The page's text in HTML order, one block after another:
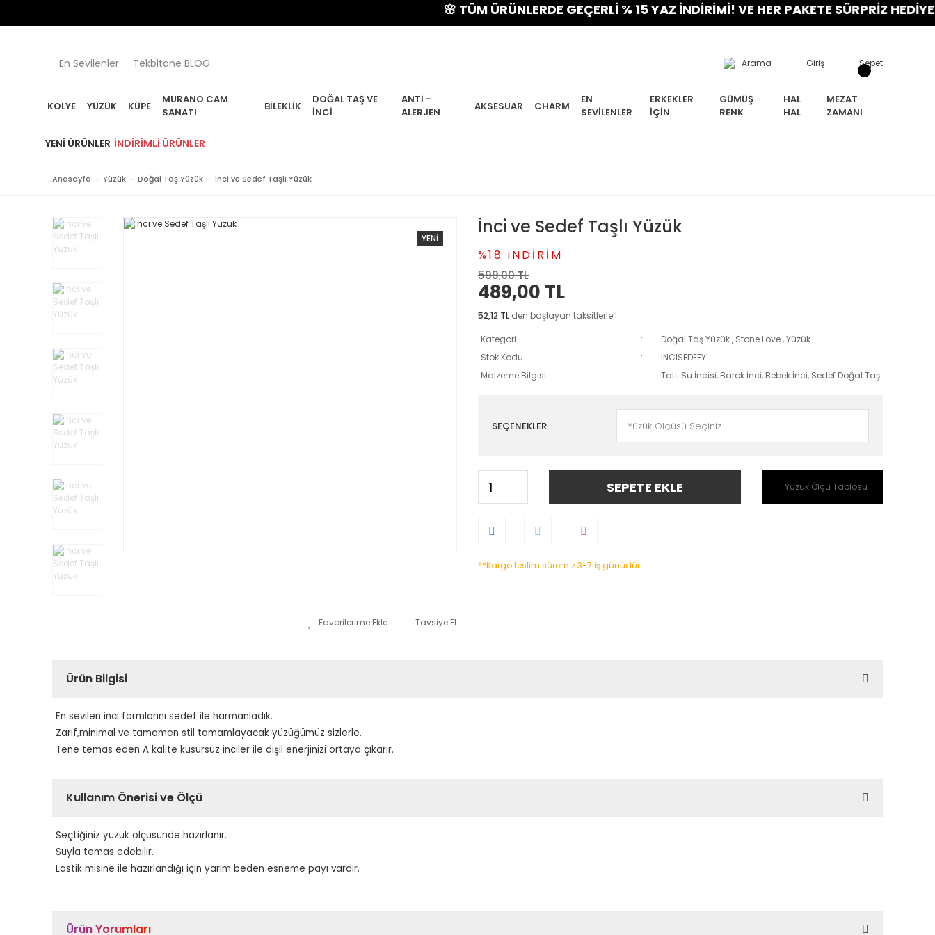
🌸 TÜM ÜRÜNLERDE GEÇERLİ % 15 YAZ İNDİRİMİ! VE HER PAKETE SÜRPRİZ HEDİYE!
En Sevilenler Tekbitane BLOG Arama Giriş Sepet
KOLYE YÜZÜK KÜPE
MURANO CAM
SANATI
BILEKLIK
DOĞAL TAŞ VE
İNCI
ANTI -
ALERJEN
AKSESUAR CHARM
EN
SEVILENLER
ERKEKLER
İÇIN
GÜMÜŞ
RENK
HAL
HAL
MEZAT
ZAMANI
YENI ÜRÜNLER İNDIRIMLI ÜRÜNLER
Anasayfa Yüzük Doğal Taş Yüzük İnci ve Sedef Taşlı Yüzük
YENİ
Tavsiye Et
İnci ve Sedef Taşlı Yüzük
%18 iNDİRİM
599,00 TL
489,00 TL
52,12 TL den başlayan taksitlerle!!
Kategori
Doğal Taş Yüzük , Stone Love ,Yüzük
Stok Kodu
INCISEDEFY
Malzeme Bilgisi
Tatlı Su İncisi, Barok İnci, Bebek İnci, Sedef Doğal Taş
SEÇENEKLER
SEPETE EKLE Yüzük Ölçü Tablosu
**Kargo teslim süremiz 3-7 iş günüdür.
Ürün Bilgisi
En sevilen inci formlarını sedef ile harmanladık.
Zarif,minimal ve tamamen stil tamamlayacak yüzüğümüz sizlerle.
Tene temas eden A kalite kusursuz inciler ile dişil enerjinizi ortaya çıkarır.
Kullanım Önerisi ve Ölçü
Seçtiğiniz yüzük ölçüsünde hazırlanır.
Suyla temas edebilir.
Lastik misine ile hazırlandığı için yarım beden esneme payı vardır.
Ürün Yorumları